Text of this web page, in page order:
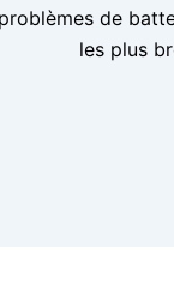
problèmes de
les plus